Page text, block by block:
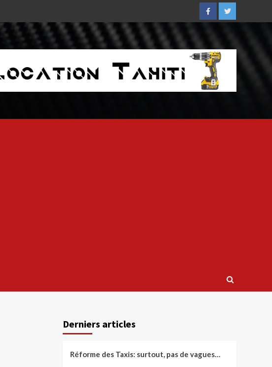
FacebookTwitter
Derniers articles
Réforme des Taxis: surtout, pas de vagues…